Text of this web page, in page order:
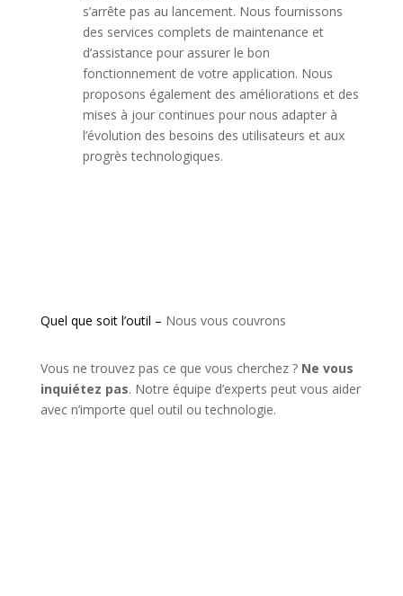
s’arrête pas au lancement. Nous fournissons
des services complets de maintenance et
d’assistance pour assurer le bon
fonctionnement de votre application. Nous
proposons également des améliorations et des
mises à jour continues pour nous adapter à
l’évolution des besoins des utilisateurs et aux
progrès technologiques.
Quel que soit l’outil – Nous vous couvrons
Vous ne trouvez pas ce que vous cherchez ? Ne vous
inquiétez pas. Notre équipe d’experts peut vous aider
avec n’importe quel outil ou technologie.